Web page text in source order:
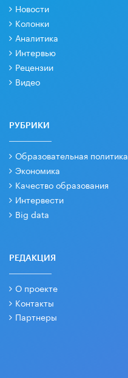
Новости
Колонки
Аналитика
Интервью
Рецензии
Видео
РУБРИКИ
Образовательная политика
Экономика
Качество образования
Интервести
Big data
РЕДАКЦИЯ
О проекте
Контакты
Партнеры